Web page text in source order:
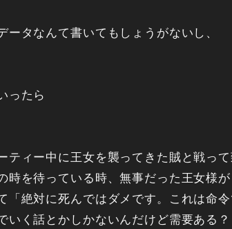
ータなんて書いてもしょうがないし、
ったら
ティー中に王女を襲ってきた賊と戦っ
時を待っている時、無事だった王女様
「絶対に死んではダメです。これは命
いく話とかしかないんだけど需要ある？